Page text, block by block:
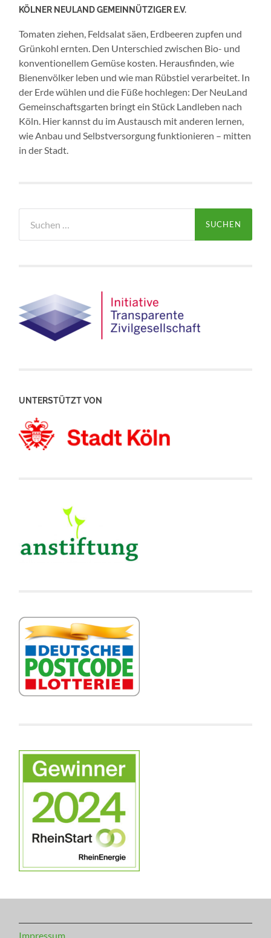
KÖLNER NEULAND GEMEINNÜTZIGER E.V.
Tomaten ziehen, Feldsalat säen, Erdbeeren zupfen und
Grünkohl ernten. Den Unterschied zwischen Bio- und
konventionellem Gemüse kosten. Herausfinden, wie
Bienenvölker leben und wie man Rübstiel verarbeitet. In
der Erde wühlen und die Füße hochlegen: Der NeuLand
Gemeinschaftsgarten bringt ein Stück Landleben nach
Köln. Hier kannst du im Austausch mit anderen lernen,
wie Anbau und Selbstversorgung funktionieren – mitten
in der Stadt.
nach:
UNTERSTÜTZT VON
Impressum